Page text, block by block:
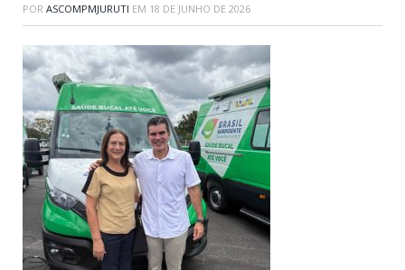
POR ASCOMPMJURUTI EM 18 DE JUNHO DE 2026